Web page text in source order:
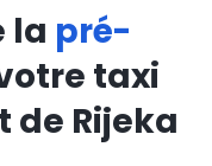
la pré-
taxi
de Rijeka